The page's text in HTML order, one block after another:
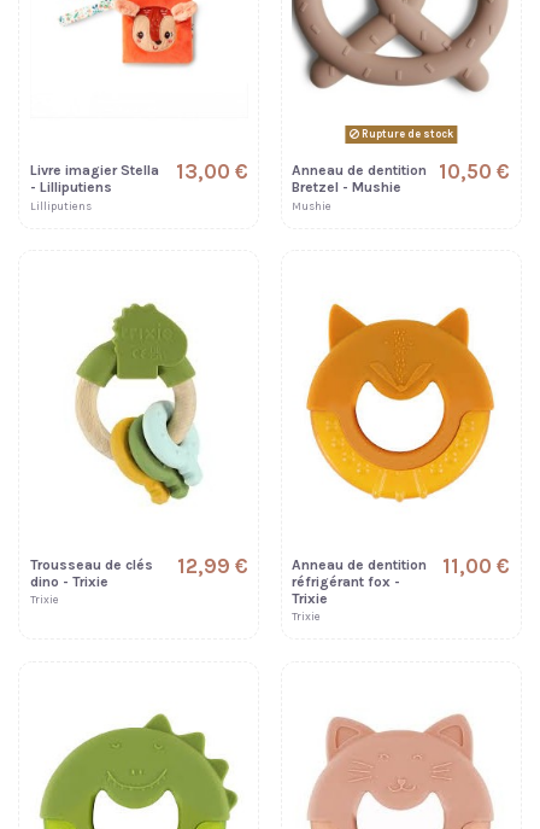
Livre imagier Stella
- Lilliputiens
Lilliputiens
13,00 €
Rupture de stock
Anneau de dentition
Bretzel - Mushie
Mushie
10,50 €
Trousseau de clés
dino - Trixie
Trixie
12,99 €
Anneau de dentition
réfrigérant fox -
Trixie
Trixie
11,00 €